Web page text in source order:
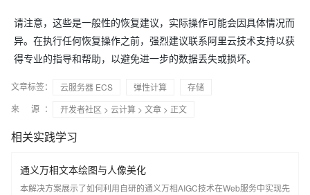
请注意，这些是一般性的恢复建议，实际操作可能会因具体情况而
异。在执行任何恢复操作之前，强烈建议联系阿里云技术支持以获
得专业的指导和帮助，以避免进一步的数据丢失或损坏。
文章标签： 云服务器 ECS 弹性计算
存储
来 源：
开发者社区 > 云计算 > 文章 > 正文
相关实践学习
通义万相文本绘图与人像美化
本解决方案展示了如何利用自研的通义万相AIGC技术在Web服务中实现先